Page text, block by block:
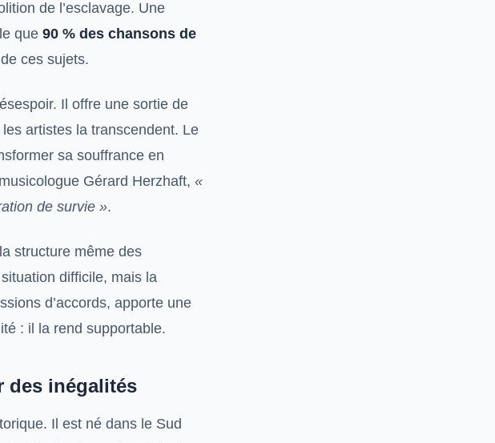
de l’esclavage. Une
que 90 % des chansons de
ces sujets.
Il offre une sortie de
artistes la transcendent. Le
sa souffrance en
Gérard Herzhaft, «
de survie ».
structure même des
difficile, mais la
d’accords, apporte une
: il la rend supportable.
des inégalités
Il est né dans le Sud